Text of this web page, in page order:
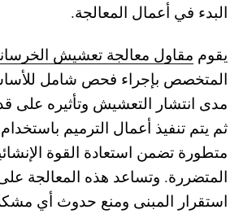
البدء في أعمال المعالجة.
يقوم مقاول معالجة تعشيش
المتخصص بإجراء فحص شامل
مدى انتشار التعشيش وتأثيره على
ثم يتم تنفيذ أعمال الترميم
متطورة تضمن استعادة القوة
المتضررة. وتساعد هذه المعالجة على
استقرار المبنى ومنع حدوث أي